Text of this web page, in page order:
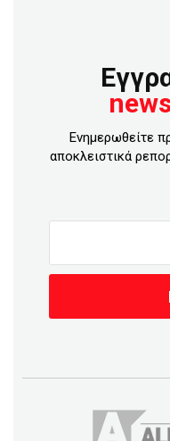
Ενημερωθείτε
αποκλειστικά